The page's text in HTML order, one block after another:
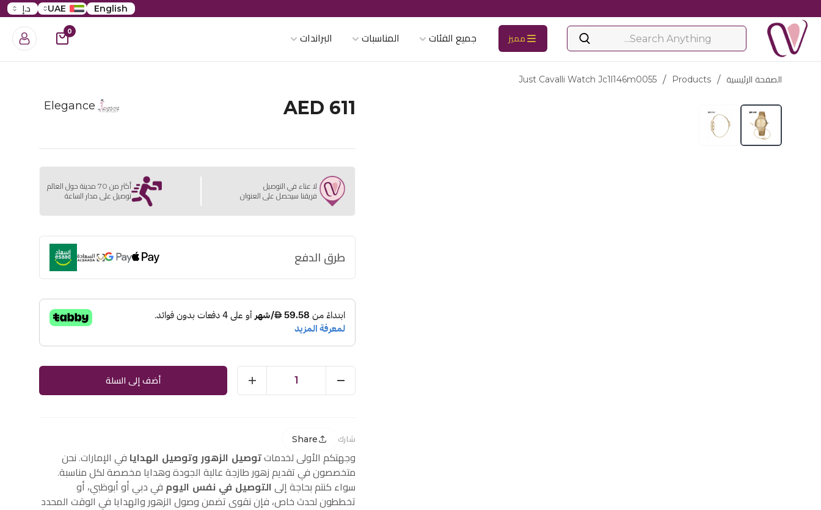
English
UAE د.إ
مميز جميع الفئات المناسبات البراندات
0
الصفحة الرئيسية /
Products
/
Just Cavalli Watch Jc1l146m0055
AED 611
Elegance
لا عناء في التوصيل
فريقنا سيحصل على العنوان
أكثر من 70 مدينة حول العالم
توصيل على مدار الساعة
طرق الدفع
1 أضف إلى السلة
شارك Share
وجهتكم الأولى لخدمات توصيل الزهور وتوصيل الهدايا في الإمارات. نحن
متخصصون في تقديم زهور طازجة عالية الجودة وهدايا مخصصة لكل مناسبة.
سواء كنتم بحاجة إلى التوصيل في نفس اليوم في دبي أو أبوظبي، أو
تخططون لحدث خاص، فإن نقوى تضمن وصول الزهور والهدايا في الوقت المحدد